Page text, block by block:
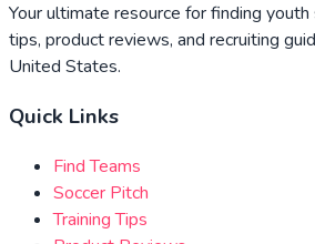
Your ultimate resource for finding
tips, product reviews, and recruiting
United States.
Quick Links
Find Teams
Soccer Pitch
Training Tips